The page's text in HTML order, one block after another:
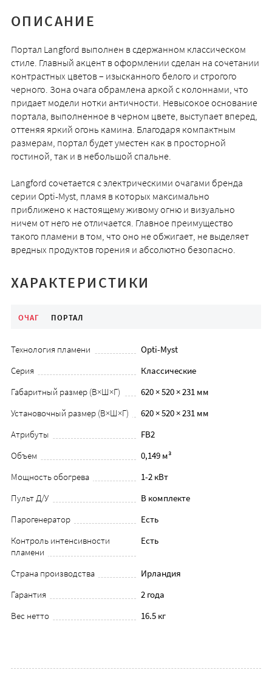
ОПИСАНИЕ
Портал Langford выполнен в сдержанном классическом
стиле. Главный акцент в оформлении сделан на сочетании
контрастных цветов – изысканного белого и строгого
черного. Зона очага обрамлена аркой с колоннами, что
придает модели нотки античности. Невысокое основание
портала, выполненное в черном цвете, выступает вперед,
оттеняя яркий огонь камина. Благодаря компактным
размерам, портал будет уместен как в просторной
гостиной, так и в небольшой спальне.
Langford сочетается с электрическими очагами бренда
серии Opti-Myst, пламя в которых максимально
приближено к настоящему живому огню и визуально
ничем от него не отличается. Главное преимущество
такого пламени в том, что оно не обжигает, не выделяет
вредных продуктов горения и абсолютно безопасно.
ХАРАКТЕРИСТИКИ
ОЧАГ ПОРТАЛ
Технология пламени
Opti-Myst
Серия
Классические
Габаритный размер (В×Ш×Г)
620 × 520 × 231 мм
Установочный размер (В×Ш×Г)
620 × 520 × 231 мм
Атрибуты
FB2
Объем
0,149 м³
Мощность обогрева
1-2 кВт
Пульт Д/У
В комплекте
Парогенератор
Есть
Контроль интенсивности
пламени
Есть
Страна производства
Ирландия
Гарантия
2 года
Вес нетто
16.5 кг